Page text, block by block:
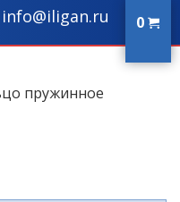
info@iligan.ru 0
пружинное